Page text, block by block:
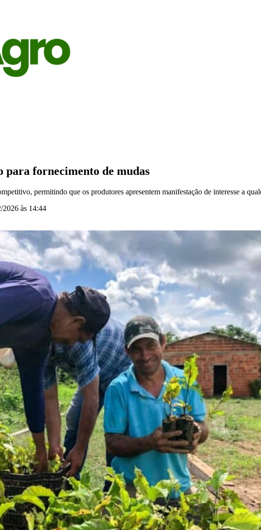
para fornecimento de mudas
permitindo que os produtores apresentem manifestação de interesse a
2026 às 14:44